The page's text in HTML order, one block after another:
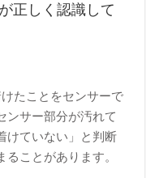
正しく認識して
たことをセンサーで
ンサー部分が汚れて
けていない」と判断
ことがあります。